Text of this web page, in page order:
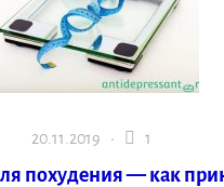
20.11.2019 · 1
похудения — как